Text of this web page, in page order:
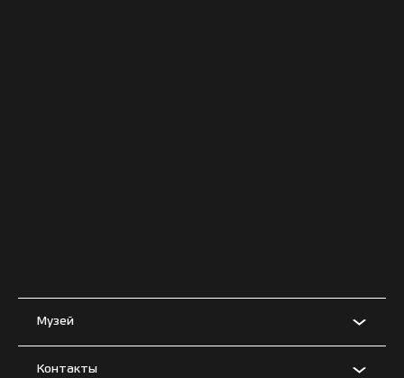
Музей
Контакты